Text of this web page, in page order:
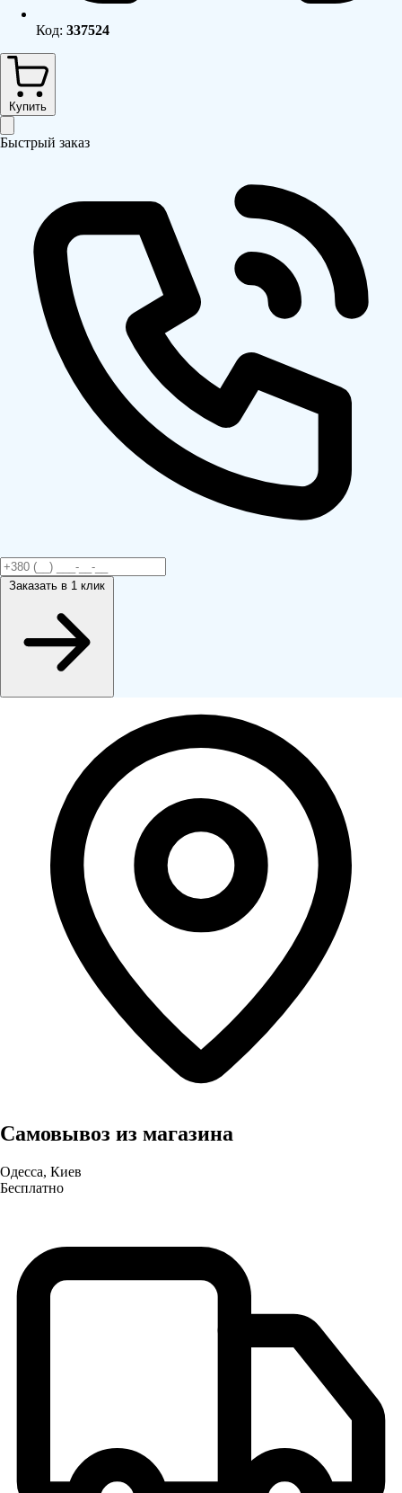
Код: 337524
Купить
Быстрый заказ
Заказать в 1 клик
Самовывоз из магазина
Одесса, Киев
Бесплатно